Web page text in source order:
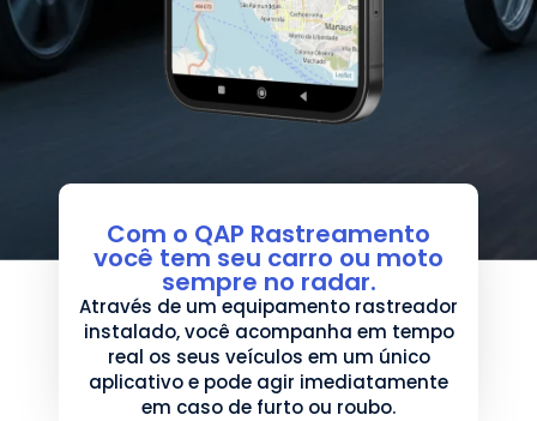
Com o QAP Rastreamento
você tem seu carro ou moto
sempre no radar.
Através de um equipamento rastreador
instalado, você acompanha em tempo
real os seus veículos em um único
aplicativo e pode agir imediatamente
em caso de furto ou roubo.